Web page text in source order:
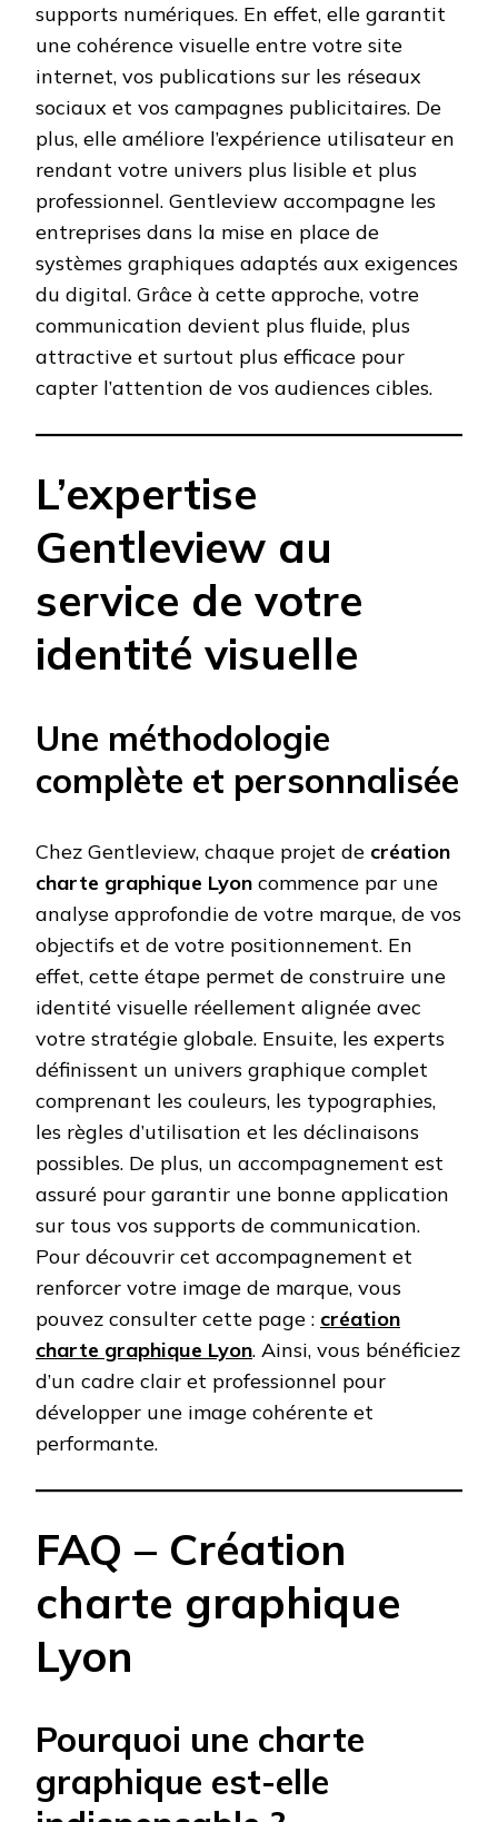
supports numériques. En effet, elle garantit
une cohérence visuelle entre votre site
internet, vos publications sur les réseaux
sociaux et vos campagnes publicitaires. De
plus, elle améliore l’expérience utilisateur en
rendant votre univers plus lisible et plus
professionnel. Gentleview accompagne les
entreprises dans la mise en place de
systèmes graphiques adaptés aux exigences
du digital. Grâce à cette approche, votre
communication devient plus fluide, plus
attractive et surtout plus efficace pour
capter l’attention de vos audiences cibles.
L’expertise
Gentleview au
service de votre
identité visuelle
Une méthodologie
complète et personnalisée
Chez Gentleview, chaque projet de création
charte graphique Lyon commence par une
analyse approfondie de votre marque, de vos
objectifs et de votre positionnement. En
effet, cette étape permet de construire une
identité visuelle réellement alignée avec
votre stratégie globale. Ensuite, les experts
définissent un univers graphique complet
comprenant les couleurs, les typographies,
les règles d’utilisation et les déclinaisons
possibles. De plus, un accompagnement est
assuré pour garantir une bonne application
sur tous vos supports de communication.
Pour découvrir cet accompagnement et
renforcer votre image de marque, vous
pouvez consulter cette page : création
charte graphique Lyon. Ainsi, vous bénéficiez
d’un cadre clair et professionnel pour
développer une image cohérente et
performante.
FAQ – Création
charte graphique
Lyon
Pourquoi une charte
graphique est-elle